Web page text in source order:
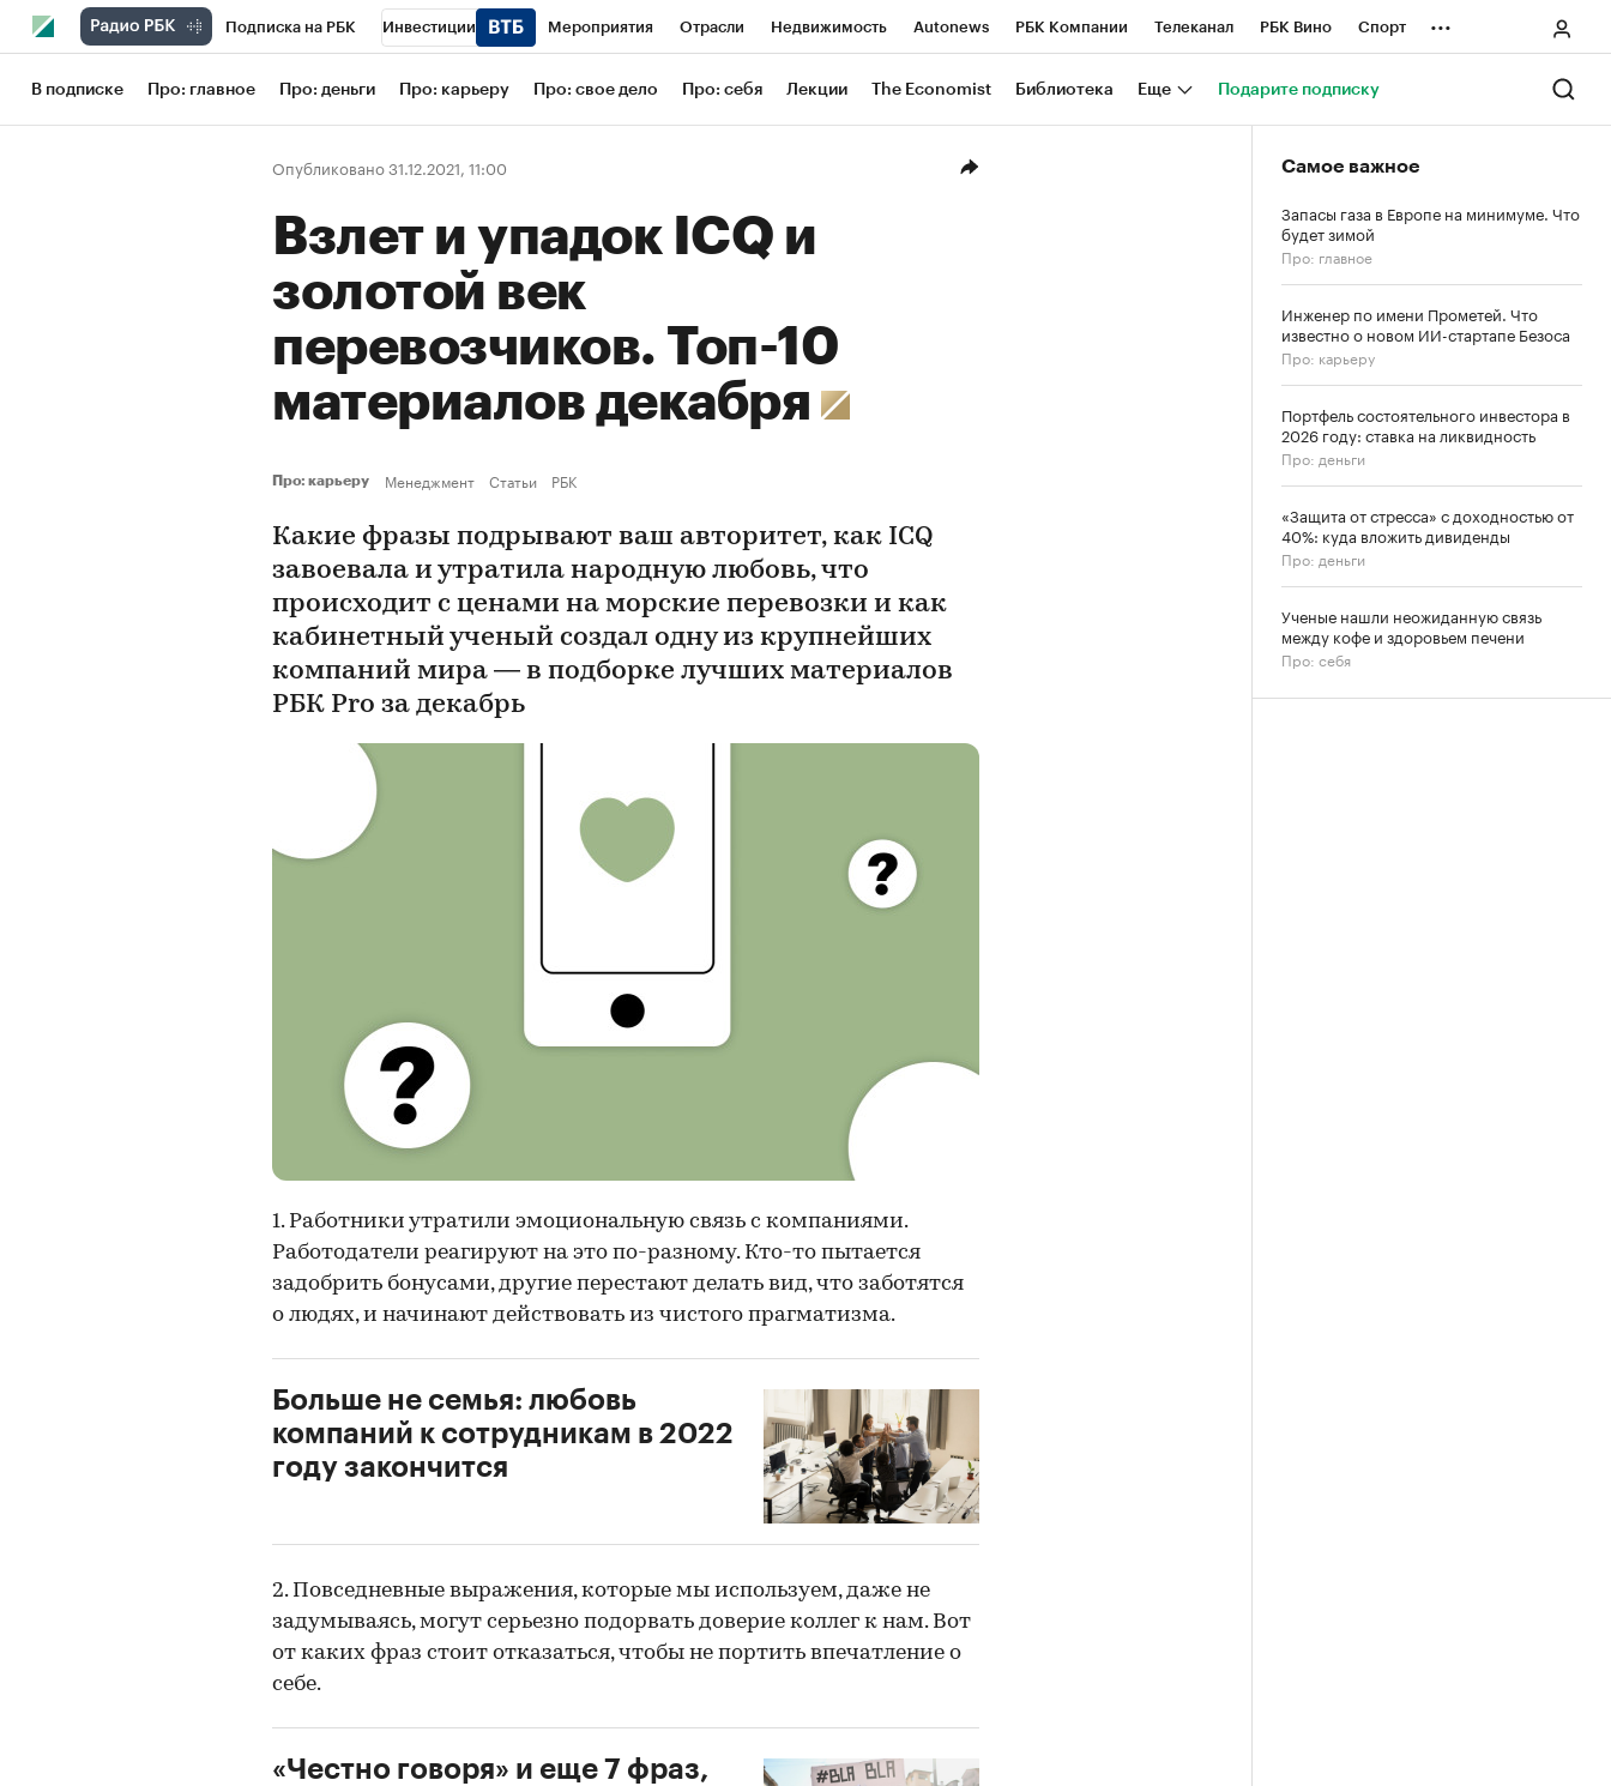
Подписка на РБК Инвестиции Мероприятия Отрасли Недвижимость Autonews РБК Компании Телеканал РБК Вино Спорт
Школа управления РБК РБК Образование РБК Life Тренды Визионеры Национальные проекты Город
Рынок наличной валюты
...
В подписке Про: главное Про: деньги Про: карьеру Про: свое дело Про: себя Лекции The Economist Библиотека Еще Подарите подписку
Опубликовано 31.12.2021, 11:00
Взлет и упадок ICQ и
золотой век
перевозчиков. Топ-10
материалов декабря
Про: карьеру Менеджмент Статьи РБК
Какие фразы подрывают ваш авторитет, как ICQ
завоевала и утратила народную любовь, что
происходит с ценами на морские перевозки и как
кабинетный ученый создал одну из крупнейших
компаний мира — в подборке лучших материалов
РБК Pro за декабрь
1. Работники утратили эмоциональную связь с компаниями.
Работодатели реагируют на это по-разному. Кто-то пытается
задобрить бонусами, другие перестают делать вид, что заботятся
о людях, и начинают действовать из чистого прагматизма.
Больше не семья: любовь
компаний к сотрудникам в 2022
году закончится
2. Повседневные выражения, которые мы используем, даже не
задумываясь, могут серьезно подорвать доверие коллег к нам. Вот
от каких фраз стоит отказаться, чтобы не портить впечатление о
себе.
«Честно говоря» и еще 7 фраз,
Самое важное
Запасы газа в Европе на минимуме. Что
будет зимой
Про: главное
Инженер по имени Прометей. Что
известно о новом ИИ-стартапе Безоса
Про: карьеру
Портфель состоятельного инвестора в
2026 году: ставка на ликвидность
Про: деньги
«Защита от стресса» с доходностью от
40%: куда вложить дивиденды
Про: деньги
Ученые нашли неожиданную связь
между кофе и здоровьем печени
Про: себя